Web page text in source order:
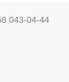
043-04-44